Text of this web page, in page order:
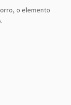
o elemento